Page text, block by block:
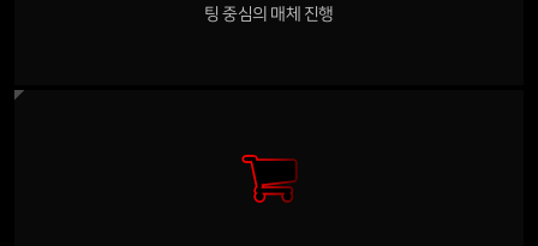
팅 중심의 매체 진행